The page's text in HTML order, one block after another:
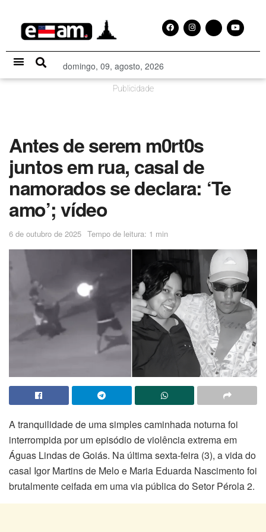
domingo, 09, agosto, 2026
Publicidade
Antes de serem m0rt0s
juntos em rua, casal de
namorados se declara: ‘Te
amo’; vídeo
6 de outubro de 2025 Tempo de leitura: 1 min
A tranquilidade de uma simples caminhada noturna foi
interrompida por um episódio de violência extrema em
Águas Lindas de Goiás. Na última sexta-feira (3), a vida do
casal Igor Martins de Melo e Maria Eduarda Nascimento foi
brutalmente ceifada em uma via pública do Setor Pérola 2.